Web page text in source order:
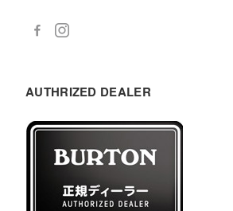
AUTHRIZED DEALER